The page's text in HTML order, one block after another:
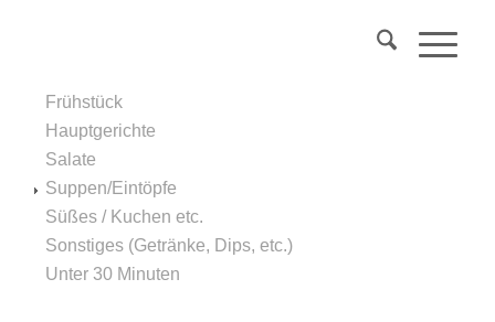
Frühstück
Hauptgerichte
Salate
Suppen/Eintöpfe
Süßes / Kuchen etc.
Sonstiges (Getränke, Dips, etc.)
Unter 30 Minuten